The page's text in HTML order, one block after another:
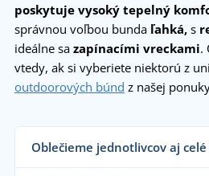
poskytuje vysoký tepelný
správnou voľbou bunda ľahká, s
ideálne sa zapínacími vreckami.
vtedy, ak si vyberiete niektorú z
outdoorových búnd z našej
Oblečieme jednotlivcov aj
Dodávame športové